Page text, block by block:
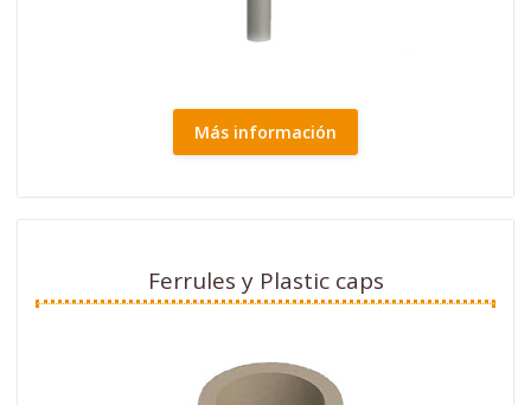
Más información
Ferrules y Plastic caps